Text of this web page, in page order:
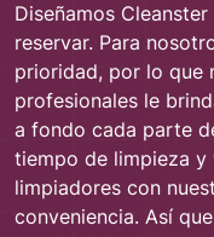
Diseñamos
reservar. Para
prioridad, por lo que
profesionales le
a fondo cada parte
tiempo de limpieza
limpiadores con
conveniencia. Así